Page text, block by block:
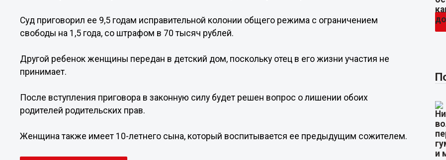
Суд приговорил ее 9,5 годам исправительной колонии общего режима с ограничением
свободы на 1,5 года, со штрафом в 70 тысяч рублей.
Другой ребенок женщины передан в детский дом, поскольку отец в его жизни участия не
принимает.
После вступления приговора в законную силу будет решен вопрос о лишении обоих
родителей родительских прав.
Женщина также имеет 10-летнего сына, который воспитывается ее предыдущим сожителем.